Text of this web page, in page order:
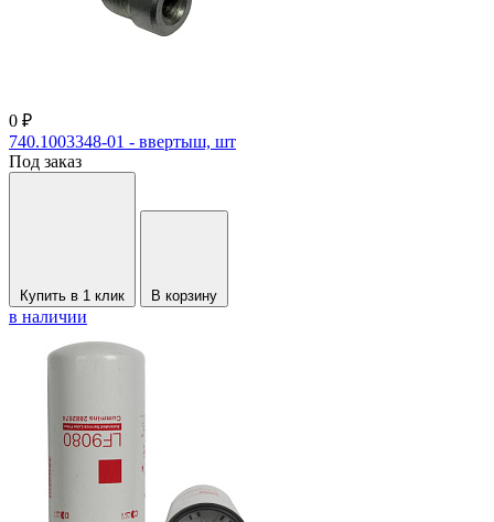
0 ₽
740.1003348-01 - ввертыш, шт
Под заказ
Купить в 1 клик В корзину
в наличии